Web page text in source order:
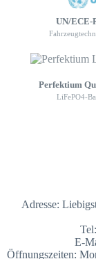
UN/ECE-
Perfektium
LiFePO4-
Adresse:
E-
Öffnungszeiten: